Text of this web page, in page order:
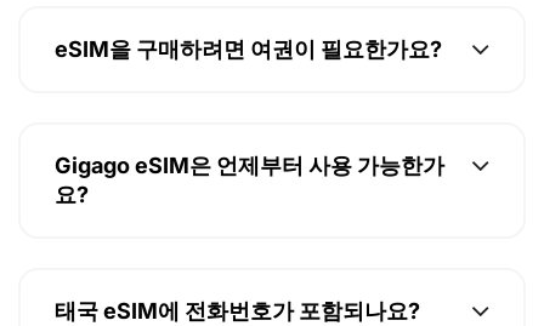
eSIM을 구매하려면 여권이 필요한가요?
Gigago eSIM은 언제부터 사용 가능한가
요?
태국 eSIM에 전화번호가 포함되나요?